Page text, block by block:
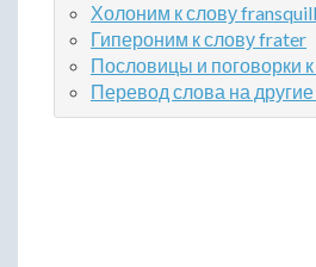
Холоним к слову
Гипероним к слову frater
Пословицы и поговорки
Перевод слова на